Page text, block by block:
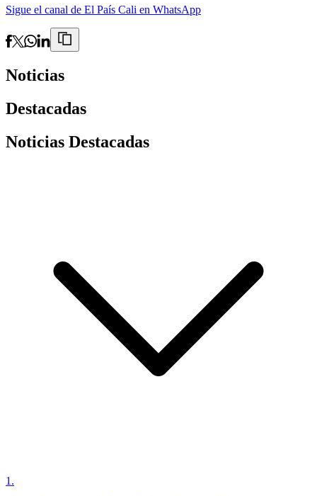
Sigue el canal de El País Cali en WhatsApp
Noticias
Destacadas
Noticias Destacadas
1 .